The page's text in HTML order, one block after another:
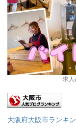
求
大阪府大阪市ランキ